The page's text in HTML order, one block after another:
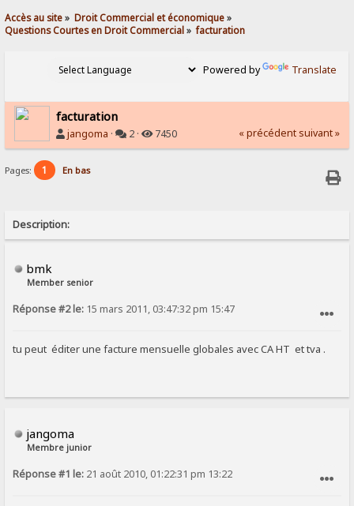
Accès au site» Droit Commercial et économique»
Questions Courtes en Droit Commercial» facturation
Powered by Translate
facturation
jangoma · 2 · 7450 « précédent suivant »
Pages: 1 En bas
Description:
bmk
Member senior
Réponse #2 le: 15 mars 2011, 03:47:32 pm 15:47
tu peut éditer une facture mensuelle globales avec CA HT et tva .
jangoma
Membre junior
Réponse #1 le: 21 août 2010, 01:22:31 pm 13:22